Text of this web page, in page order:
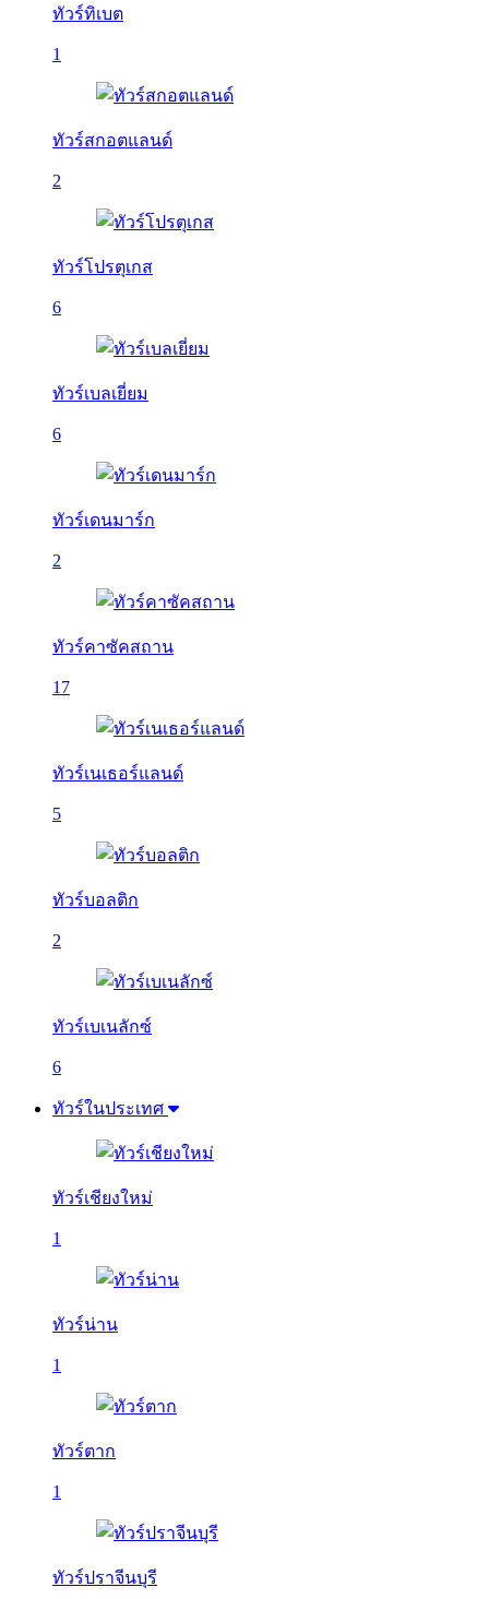
ทัวร์ทิเบต
1
ทัวร์สกอตแลนด์
2
ทัวร์โปรตุเกส
6
ทัวร์เบลเยี่ยม
6
ทัวร์เดนมาร์ก
2
ทัวร์คาซัคสถาน
17
ทัวร์เนเธอร์แลนด์
5
ทัวร์บอลติก
2
ทัวร์เบเนลักซ์
6
ทัวร์ในประเทศ
ทัวร์เชียงใหม่
1
ทัวร์น่าน
1
ทัวร์ตาก
1
ทัวร์ปราจีนบุรี